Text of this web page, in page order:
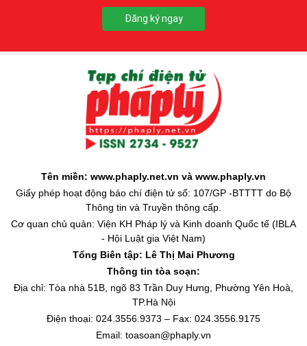
Đăng ký ngay
Tên miền: www.phaply.net.vn và www.phaply.vn
Giấy phép hoạt động báo chí điện tử số: 107/GP -BTTTT do Bộ
Thông tin và Truyền thông cấp.
Cơ quan chủ quản: Viện KH Pháp lý và Kinh doanh Quốc tế (IBLA
- Hội Luật gia Việt Nam)
Tổng Biên tập: Lê Thị Mai Phương
Thông tin tòa soạn:
Địa chỉ: Tòa nhà 51B, ngõ 83 Trần Duy Hưng, Phường Yên Hoà,
TP.Hà Nội
Điện thoại: 024.3556.9373 – Fax: 024.3556.9175
Email: toasoan@phaply.vn